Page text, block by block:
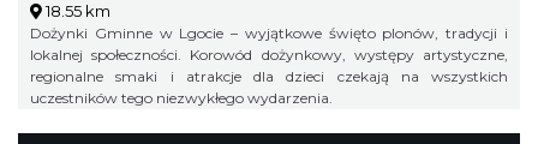
18.55 km
Dożynki Gminne w Lgocie – wyjątkowe święto plonów, tradycji i
lokalnej społeczności. Korowód dożynkowy, występy artystyczne,
regionalne smaki i atrakcje dla dzieci czekają na wszystkich
uczestników tego niezwykłego wydarzenia.